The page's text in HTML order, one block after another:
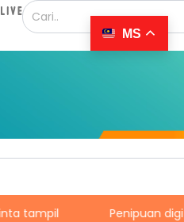
Penipuan digital: Silibus
MS